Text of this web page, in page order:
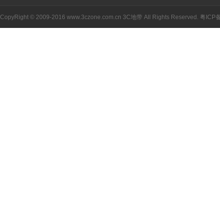
CopyRight © 2009-2016 www.3czone.com.cn 3C地带 All Rights Reserved. 粤ICP